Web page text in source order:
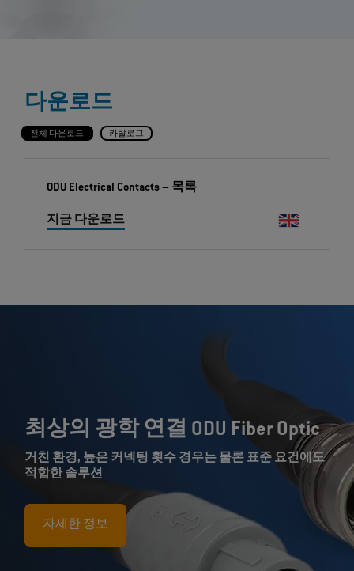
다운로드
전체 다운로드 카탈로그
ODU Electrical Contacts– 목록
지금 다운로드
최상의 광학 연결 ODU Fiber Optic
거친 환경, 높은 커넥팅 횟수 경우는 물론 표준 요건에도
적합한 솔루션
자세한 정보